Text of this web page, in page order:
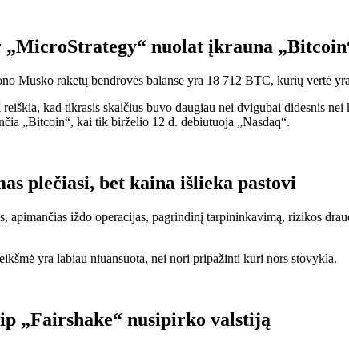
nuolat įkrauna
Musko raketų bendrovės balanse yra 18 712 BTC, kurių vertė
kad tikrasis skaičius buvo daugiau nei dvigubai didesnis nei
„Bitcoin“, kai tik birželio 12 d. debiutuoja „Nasdaq“.
plečiasi, bet kaina išlieka pastovi
apimančias iždo operacijas, pagrindinį tarpininkavimą, rizikos
yra labiau niuansuota, nei nori pripažinti kuri nors stovykla.
„Fairshake“ nusipirko valstiją